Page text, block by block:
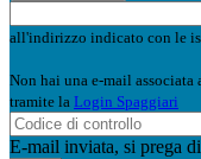
all'indirizzo indicato con le
Non hai una e-mail associata
tramite la Login Spaggiari
E-mail inviata, si prega